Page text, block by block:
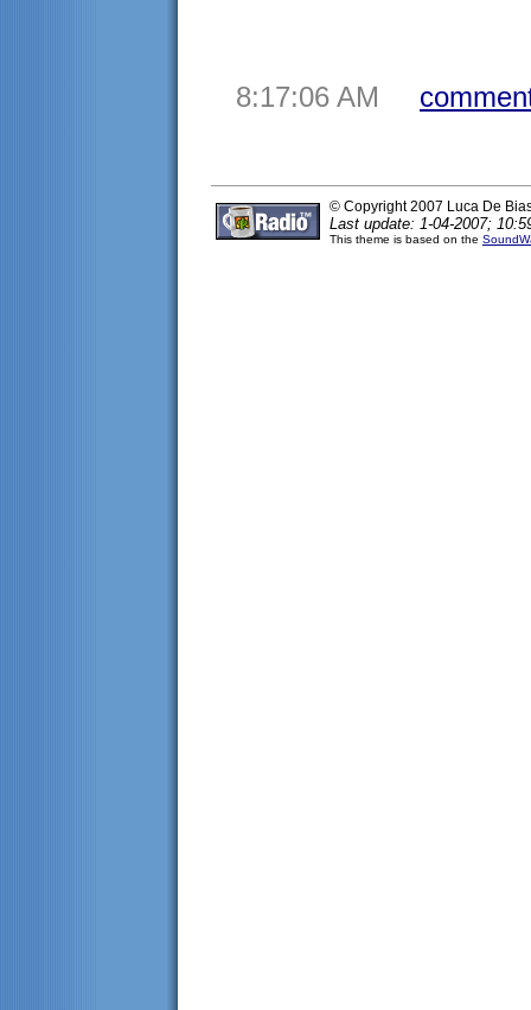
8:17:06 AM
© Copyright 2007 Luca De
Last update: 1-04-2007;
This theme is based on the